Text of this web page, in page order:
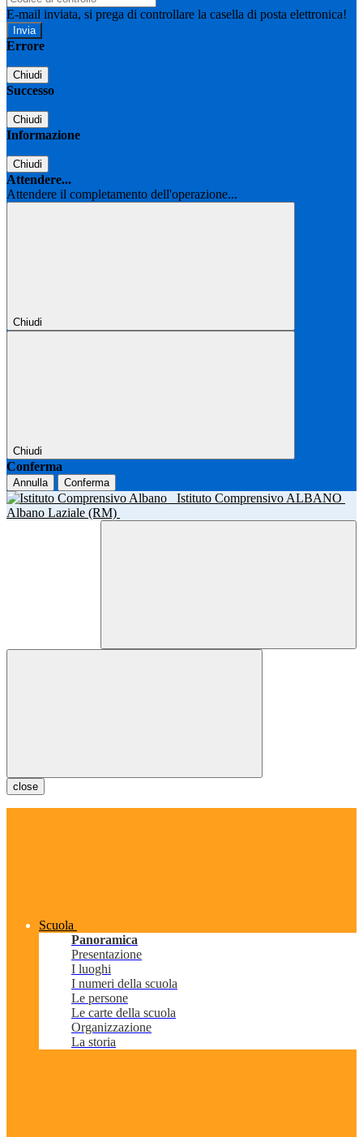
E-mail inviata, si prega di controllare la casella di posta elettronica!
Errore
Chiudi
Successo
Chiudi
Informazione
Chiudi
Attendere...
Attendere il completamento dell'operazione...
Chiudi
Chiudi
Conferma
Annulla Conferma
Istituto Comprensivo ALBANO
Albano Laziale (RM)
close
Scuola
Panoramica
Presentazione
I luoghi
I numeri della scuola
Le persone
Le carte della scuola
Organizzazione
La storia